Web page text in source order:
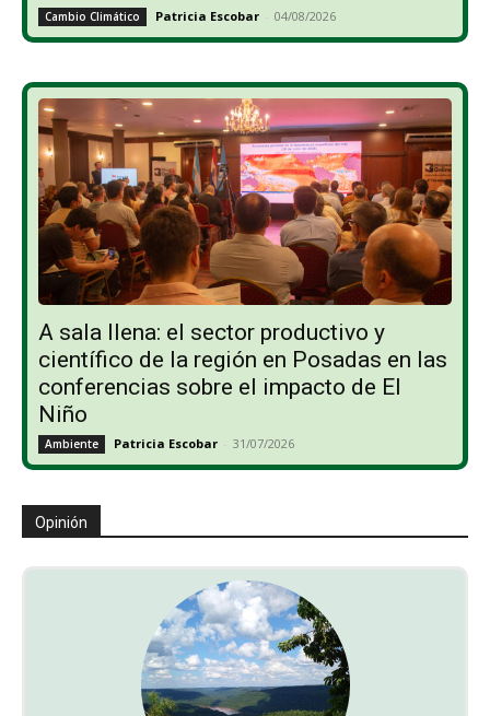
Cambio Climático Patricia Escobar - 04/08/2026
A sala llena: el sector productivo y
científico de la región en Posadas en las
conferencias sobre el impacto de El
Niño
Ambiente Patricia Escobar - 31/07/2026
Opinión